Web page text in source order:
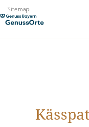
Zum
Inhalt
Sitemap